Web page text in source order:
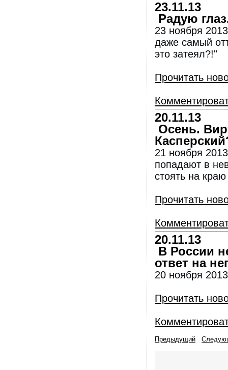
23.11.13
Радую
23 ноября
даже самый
это затеял?!"
Прочитать
20.11.13
Осень.
21 ноября
попадают в
стоять на
Прочитать
20.11.13
В России
ответ на
20 ноября
Прочитать
Предыдущий